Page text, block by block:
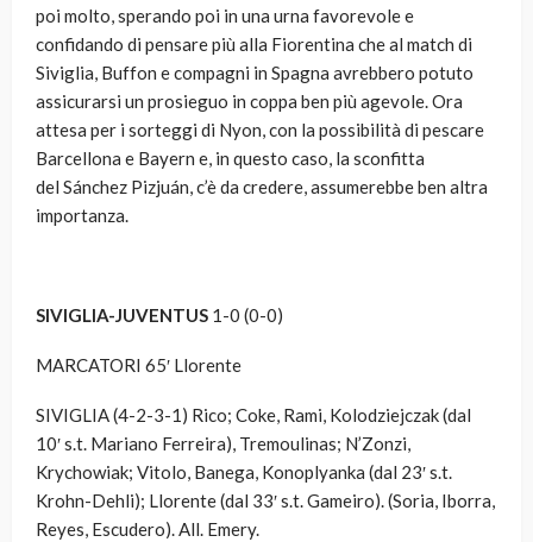
poi molto, sperando poi in una urna favorevole e
confidando di pensare più alla Fiorentina che al match di
Siviglia, Buffon e compagni in Spagna avrebbero potuto
assicurarsi un prosieguo in coppa ben più agevole. Ora
attesa per i sorteggi di Nyon, con la possibilità di pescare
Barcellona e Bayern e, in questo caso, la sconfitta
del Sánchez Pizjuán, c’è da credere, assumerebbe ben altra
importanza.
SIVIGLIA-JUVENTUS 1-0 (0-0)
MARCATORI 65′ Llorente
SIVIGLIA (4-2-3-1) Rico; Coke, Rami, Kolodziejczak (dal
10′ s.t. Mariano Ferreira), Tremoulinas; N’Zonzi,
Krychowiak; Vitolo, Banega, Konoplyanka (dal 23′ s.t.
Krohn-Dehli); Llorente (dal 33′ s.t. Gameiro). (Soria, Iborra,
Reyes, Escudero). All. Emery.